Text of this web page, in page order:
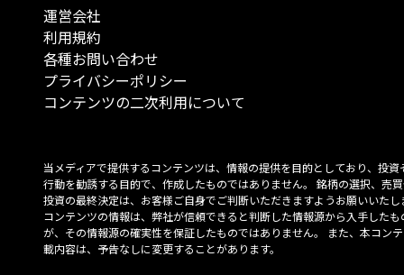
運営会社
利用規約
各種お問い合わせ
プライバシーポリシー
コンテンツの二次利用について
当メディアで提供するコンテンツは、情報の提供を目的としており、投資
行動を勧誘する目的で、作成したものではありません。 銘柄の選択、売
投資の最終決定は、お客様ご自身でご判断いただきますようお願いいたし
コンテンツの情報は、弊社が信頼できると判断した情報源から入手したも
が、その情報源の確実性を保証したものではありません。 また、本コン
載内容は、予告なしに変更することがあります。